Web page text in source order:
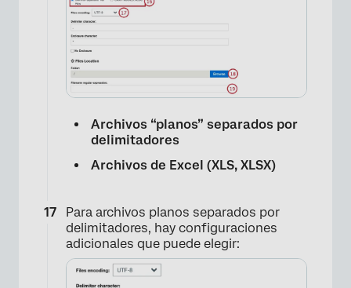
Archivos “planos” separados por
delimitadores
Archivos de Excel (XLS, XLSX)
Para archivos planos separados por
delimitadores, hay configuraciones
adicionales que puede elegir: